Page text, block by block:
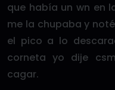
que había un wn en
me la chupaba y
el pico a lo
corneta yo dije
cagar.